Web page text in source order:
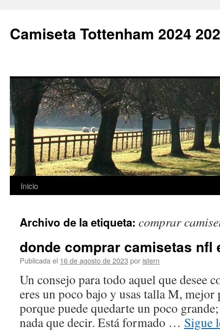
Camiseta Tottenham 2024
Saltar
contenido
Inicio
Archivo de la etiqueta: comprar
donde comprar camisetas nfl
Publicada el 16 de agosto de 2023 por istern
Un consejo para todo aquel que desee
eres un poco bajo y usas talla M, mejor
porque puede quedarte un poco
nada que decir. Está formado … Sigue